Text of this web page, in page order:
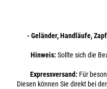
- Geländer, Handläufe,
Hinweis: Sollte sich die
Expressversand: Für
Diesen können Sie direkt bei